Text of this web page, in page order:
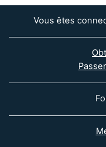
Vous êtes